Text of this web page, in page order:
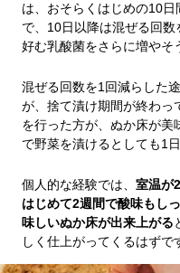
は、おそらくはじめの10
で、10日以降は混ぜる回
好む乳酸菌をさらに増やそ
混ぜる回数を1回減らした
が、捨て漬け期間が終わっ
を行った方が、ぬか床が美
で野菜を漬けるとしても1
個人的な経験では、 室温が
はじめて2週間で酸味もし
味しいぬか床が出来上がる
しく仕上がってくるはずで